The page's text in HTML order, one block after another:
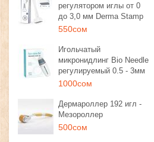
регулятором иглы от 0
до 3,0 мм Derma Stamp
550сом
Игольчатый
микронидлинг Bio Needle
регулируемый 0.5 - 3мм
1000сом
Дермароллер 192 игл -
Мезороллер
500сом